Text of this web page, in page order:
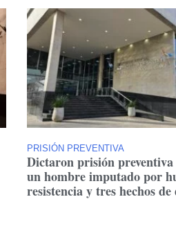
PRISIÓN PREVENTIVA
Dictaron prisión
un hombre imputado por
resistencia y tres hechos de